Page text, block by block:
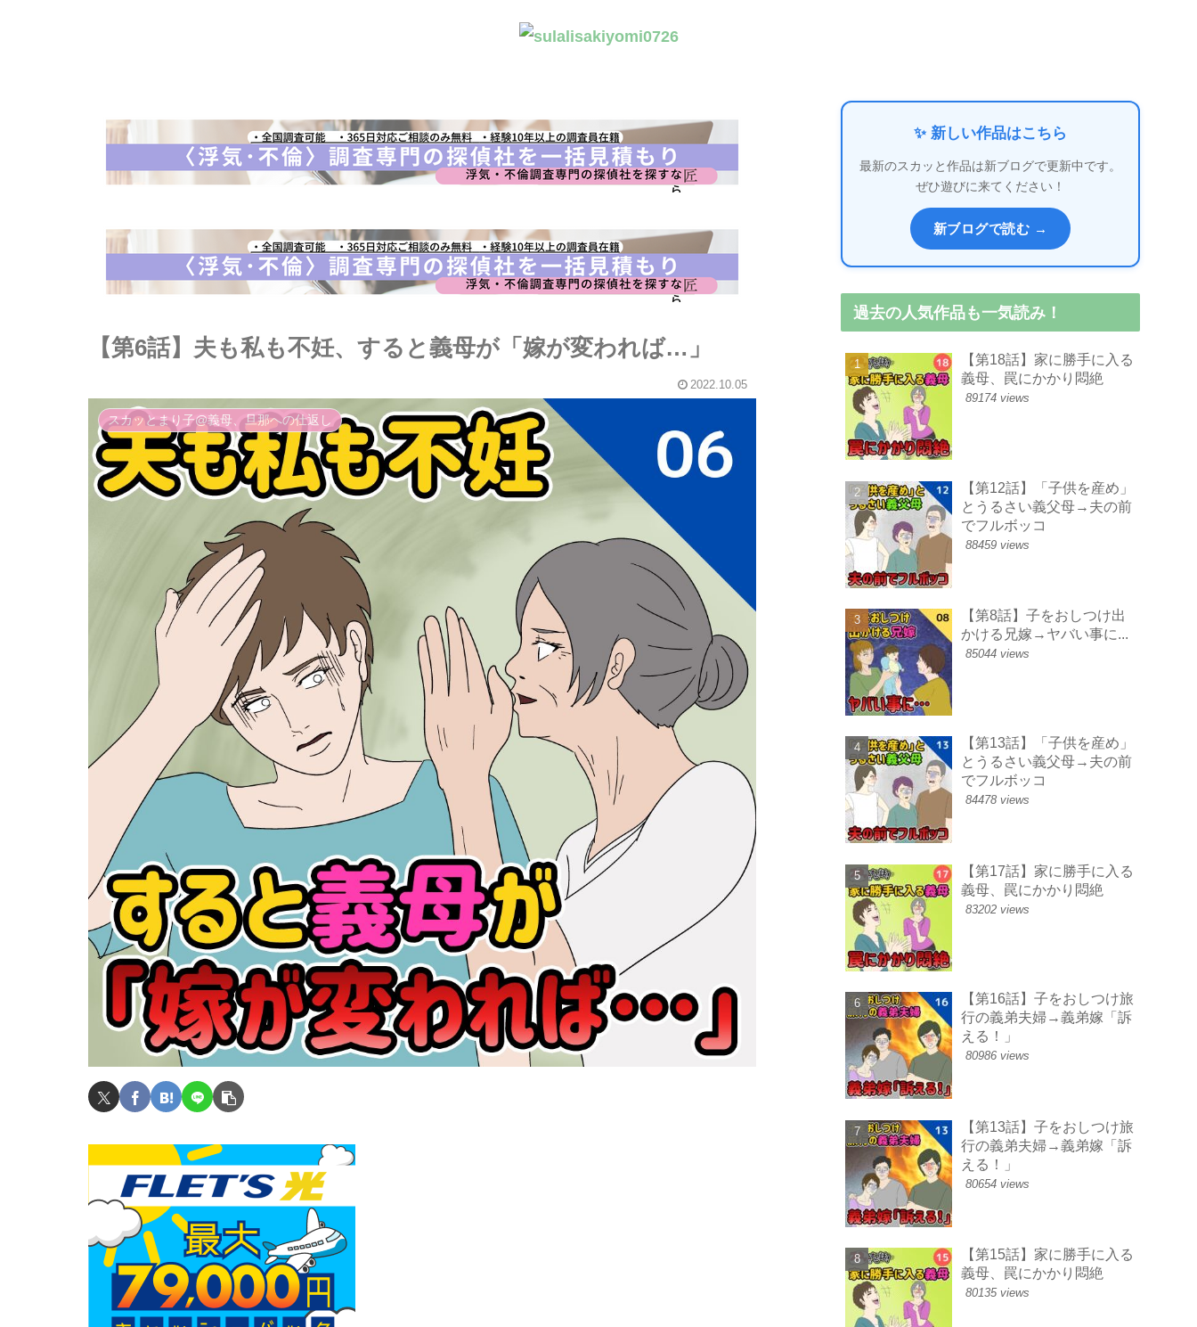
【第6話】夫も私も不妊、すると義母が「嫁が変われば…」
2022.10.05
スカッとまり子@義母、旦那への仕返し
✨ 新しい作品はこちら
最新のスカッと作品は新ブログで更新中です。
ぜひ遊びに来てください！
新ブログで読む →
過去の人気作品も一気読み！
【第18話】家に勝手に入る
義母、罠にかかり悶絶
89174 views
【第12話】「子供を産め」
とうるさい義父母→夫の前
でフルボッコ
88459 views
【第8話】子をおしつけ出
かける兄嫁→ヤバい事に...
85044 views
【第13話】「子供を産め」
とうるさい義父母→夫の前
でフルボッコ
84478 views
【第17話】家に勝手に入る
義母、罠にかかり悶絶
83202 views
【第16話】子をおしつけ旅
行の義弟夫婦→義弟嫁「訴
える！」
80986 views
【第13話】子をおしつけ旅
行の義弟夫婦→義弟嫁「訴
える！」
80654 views
【第15話】家に勝手に入る
義母、罠にかかり悶絶
80135 views